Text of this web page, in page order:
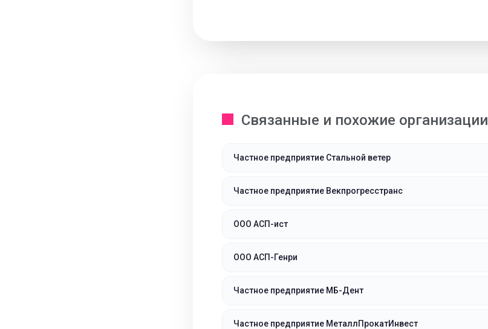
Связанные и похожие организации
Частное предприятие Стальной ветер
Частное предприятие Векпрогресстранс
ООО АСП-ист
ООО АСП-Генри
Частное предприятие МБ-Дент
Частное предприятие МеталлПрокатИнвест